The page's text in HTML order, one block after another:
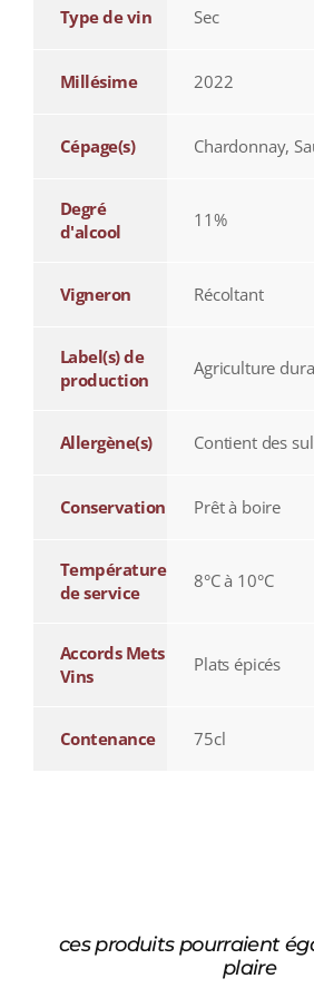
Type de vin Sec
Millésime 2022
Cépage(s) Chardonnay,
Degré
d'alcool
11%
Vigneron Récoltant
Label(s) de
production
Agriculture
Allergène(s) Contient des
Conservation Prêt à boire
Température
de service
8°C à 10°C
Accords Mets
Vins
Plats épicés
Contenance 75cl
ces produits pourraient
plaire